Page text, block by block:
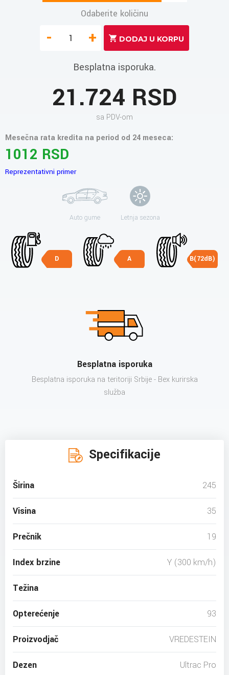
Odaberite količinu
- +
Besplatna isporuka.
21.724 RSD
sa PDV-om
Mesečna rata kredita na period od 24 meseca:
1012 RSD
Reprezentativni primer
Auto gume Letnja sezona
D A B(72dB)
Besplatna isporuka
Besplatna isporuka na teritoriji Srbije - Bex kurirska
služba
Specifikacije
Širina 245
Visina 35
Prečnik 19
Index brzine Y (300 km/h)
Težina
Opterećenje 93
Proizvodjač VREDESTEIN
Dezen Ultrac Pro